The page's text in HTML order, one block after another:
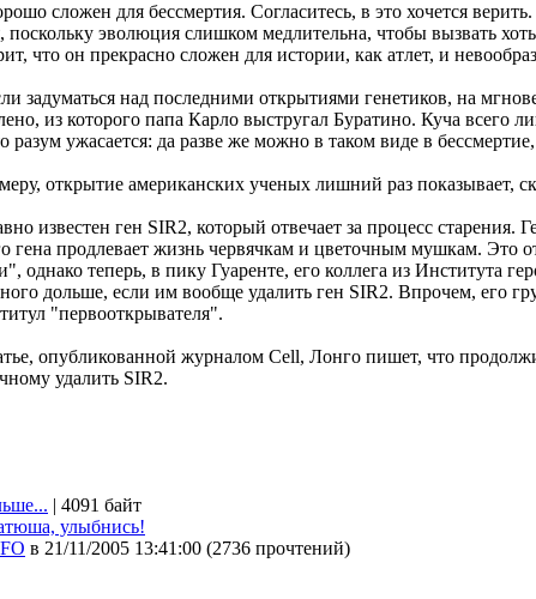
сложен для бессмертия. Согласитесь, в это хочется
поскольку эволюция слишком медлительна, чтобы вызвать
что он прекрасно сложен для истории, как атлет, и
задуматься над последними открытиями генетиков, на
из которого папа Карло выстругал Буратино. Куча всего
разум ужасается: да разве же можно в таком виде в бессмертие,
открытие американских ученых лишний раз показывает,
известен ген SIR2, который отвечает за процесс старения.
гена продлевает жизнь червячкам и цветочным мушкам.
однако теперь, в пику Гуаренте, его коллега из Института
дольше, если им вообще удалить ген SIR2. Впрочем, его
"первооткрывателя".
опубликованной журналом Cell, Лонго пишет, что
удалить SIR2.
| 4091 байт
улыбнись!
в 21/11/2005 13:41:00 (2736 прочтений)